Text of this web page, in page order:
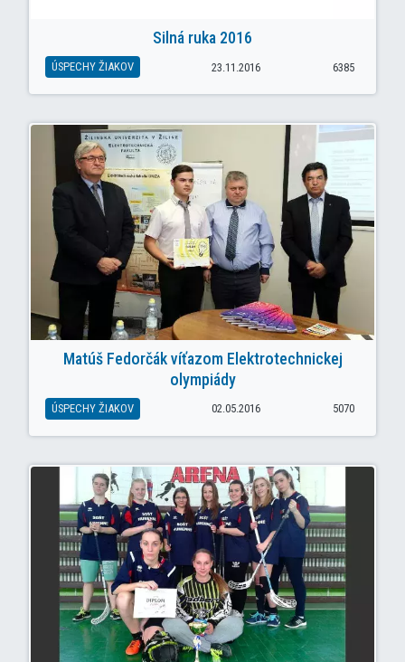
Silná ruka 2016
ÚSPECHY ŽIAKOV 23.11.2016 6385
Matúš Fedorčák víťazom Elektrotechnickej
olympiády
ÚSPECHY ŽIAKOV 02.05.2016 5070